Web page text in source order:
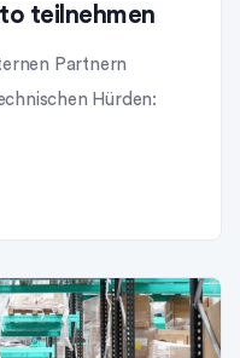
teilnehmen
Partnern
Hürden: